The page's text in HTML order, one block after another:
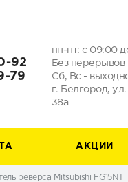
92
79
пн-пт: с 09:00
Без перерывов
Сб, Вс -
г. Белгород,
38а
АКЦИИ
реверса Mitsubishi FG15NT